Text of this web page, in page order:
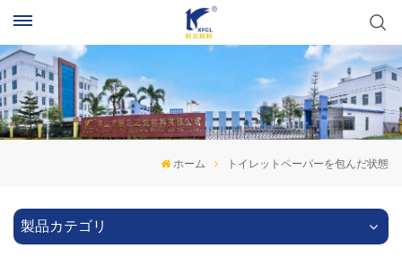
ホーム トイレットペーパーを包んだ状態
製品カテゴリ